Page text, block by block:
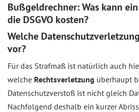
Bußgeldrechner: Was kann
die DSGVO kosten?
Welche
vor?
Für das Strafmaß ist natürlich auch
welche Rechtsverletzung überhaupt
Datenschutzverstoß ist nicht gleich
Nachfolgend deshalb ein kurzer